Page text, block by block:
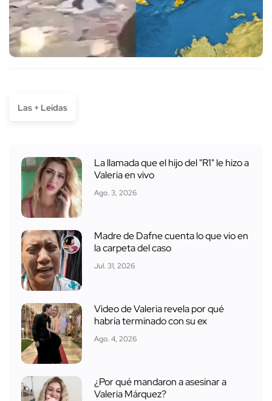
Las + Leídas
La llamada que el hijo del "R1" le hizo a
Valeria en vivo
Ago. 3, 2026
Madre de Dafne cuenta lo que vio en
la carpeta del caso
Jul. 31, 2026
Video de Valeria revela por qué
habría terminado con su ex
Ago. 4, 2026
¿Por qué mandaron a asesinar a
Valeria Márquez?